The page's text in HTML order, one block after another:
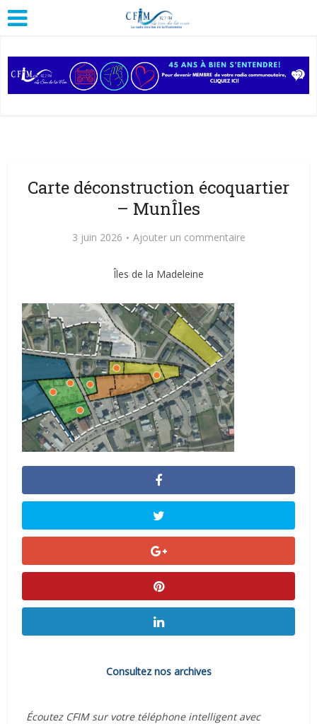
Carte déconstruction écoquartier
– MunÎles
3 juin 2026 Ajouter un commentaire
Îles de la Madeleine
Consultez nos archives
Écoutez CFIM sur votre téléphone intelligent avec